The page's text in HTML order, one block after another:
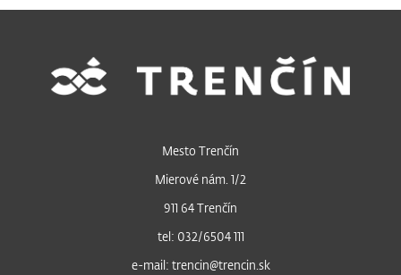
Mesto Trenčín
Mierové nám. 1/2
911 64 Trenčín
tel: 032/6504 111
e-mail: trencin@trencin.sk